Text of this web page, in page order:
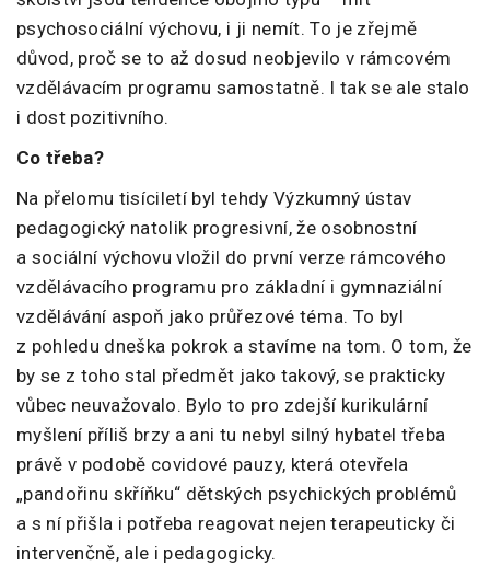
psychosociální výchovu, i ji nemít. To je zřejmě
důvod, proč se to až dosud neobjevilo v rámcovém
vzdělávacím programu samostatně. I tak se ale stalo
i dost pozitivního.
Co třeba?
Na přelomu tisíciletí byl tehdy Výzkumný ústav
pedagogický natolik progresivní, že osobnostní
a sociální výchovu vložil do první verze rámcového
vzdělávacího programu pro základní i gymnaziální
vzdělávání aspoň jako průřezové téma. To byl
z pohledu dneška pokrok a stavíme na tom. O tom, že
by se z toho stal předmět jako takový, se prakticky
vůbec neuvažovalo. Bylo to pro zdejší kurikulární
myšlení příliš brzy a ani tu nebyl silný hybatel třeba
právě v podobě covidové pauzy, která otevřela
„pandořinu skříňku“ dětských psychických problémů
a s ní přišla i potřeba reagovat nejen terapeuticky či
intervenčně, ale i pedagogicky.